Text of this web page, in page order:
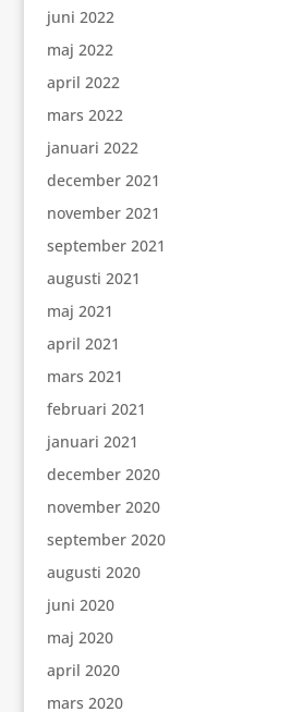
juni 2022
maj 2022
april 2022
mars 2022
januari 2022
december 2021
november 2021
september 2021
augusti 2021
maj 2021
april 2021
mars 2021
februari 2021
januari 2021
december 2020
november 2020
september 2020
augusti 2020
juni 2020
maj 2020
april 2020
mars 2020